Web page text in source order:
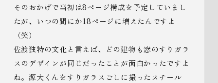
そのおかげで当初は8ページ構成を予定していまし
たが、いつの間にか18ページに増えたんですよ
（笑）
佐渡独特の文化と言えば、どの建物も窓のすりガラ
スのデザインが同じだったことが面白かったですよ
ね。源大くんをすりガラスごしに撮ったスチール